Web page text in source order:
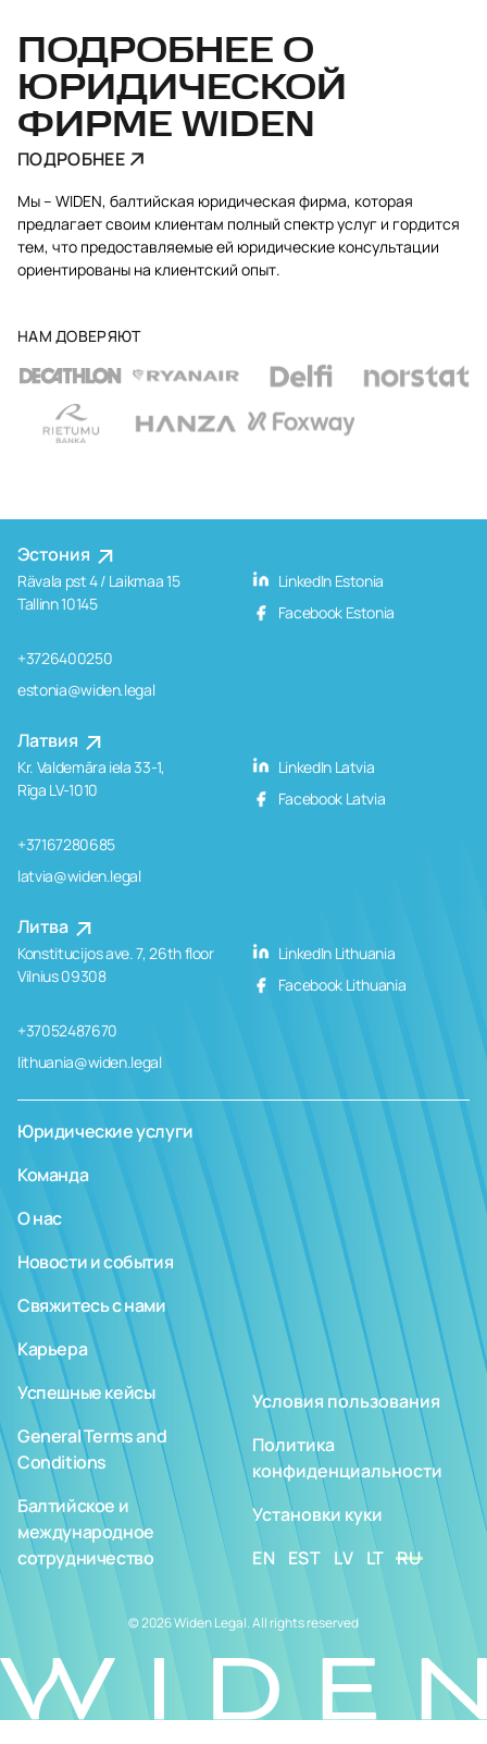
ПОДРОБНЕЕ О
ЮРИДИЧЕСКОЙ
ФИРМЕ WIDEN
ПОДРОБНЕЕ
Мы – WIDEN, балтийская юридическая фирма, которая
предлагает своим клиентам полный спектр услуг и гордится
тем, что предоставляемые ей юридические консультации
ориентированы на клиентский опыт.
НАМ ДОВЕРЯЮТ
Эстония
Rävala pst 4 / Laikmaa 15
Tallinn 10145
+3726400250
estonia@widen.legal
LinkedIn Estonia
Facebook Estonia
Латвия
Kr. Valdemāra iela 33-1,
Rīga LV-1010
+37167280685
latvia@widen.legal
LinkedIn Latvia
Facebook Latvia
Литва
Konstitucijos ave. 7, 26th floor
Vilnius 09308
+37052487670
lithuania@widen.legal
LinkedIn Lithuania
Facebook Lithuania
Юридические услуги
Команда
О нас
Новости и события
Свяжитесь с нами
Карьера
Успешные кейсы
General Terms and
Conditions
Балтийское и
международное
сотрудничество
Условия пользования
Политика
конфиденциальности
Установки куки
EN EST LV LT RU
© 2026 Widen Legal. All rights reserved